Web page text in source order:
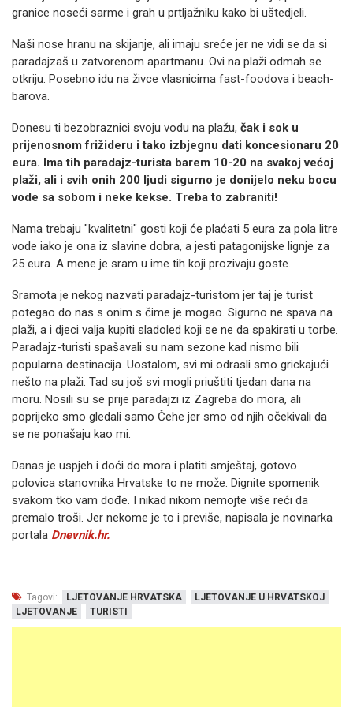
granice noseći sarme i grah u prtljažniku kako bi uštedjeli.
Naši nose hranu na skijanje, ali imaju sreće jer ne vidi se da si
paradajzaš u zatvorenom apartmanu. Ovi na plaži odmah se
otkriju. Posebno idu na živce vlasnicima fast-foodova i beach-
barova.
Donesu ti bezobraznici svoju vodu na plažu, čak i sok u
prijenosnom frižideru i tako izbjegnu dati koncesionaru 20
eura. Ima tih paradajz-turista barem 10-20 na svakoj većoj
plaži, ali i svih onih 200 ljudi sigurno je donijelo neku bocu
vode sa sobom i neke kekse. Treba to zabraniti!
Nama trebaju "kvalitetni" gosti koji će plaćati 5 eura za pola litre
vode iako je ona iz slavine dobra, a jesti patagonijske lignje za
25 eura. A mene je sram u ime tih koji prozivaju goste.
Sramota je nekog nazvati paradajz-turistom jer taj je turist
potegao do nas s onim s čime je mogao. Sigurno ne spava na
plaži, a i djeci valja kupiti sladoled koji se ne da spakirati u torbe.
Paradajz-turisti spašavali su nam sezone kad nismo bili
popularna destinacija. Uostalom, svi mi odrasli smo grickajući
nešto na plaži. Tad su još svi mogli priuštiti tjedan dana na
moru. Nosili su se prije paradajzi iz Zagreba do mora, ali
poprijeko smo gledali samo Čehe jer smo od njih očekivali da
se ne ponašaju kao mi.
Danas je uspjeh i doći do mora i platiti smještaj, gotovo
polovica stanovnika Hrvatske to ne može. Dignite spomenik
svakom tko vam dođe. I nikad nikom nemojte više reći da
premalo troši. Jer nekome je to i previše, napisala je novinarka
portala Dnevnik.hr.
Tagovi: LJETOVANJE HRVATSKA
LJETOVANJE U HRVATSKOJ
LJETOVANJE
TURISTI